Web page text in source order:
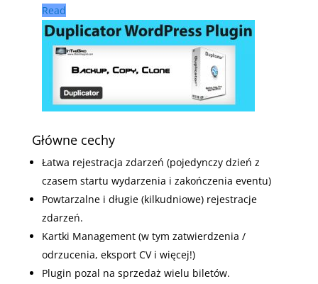
Read
Główne cechy
Łatwa rejestracja zdarzeń (pojedynczy dzień z
czasem startu wydarzenia i zakończenia eventu)
Powtarzalne i długie (kilkudniowe) rejestracje
zdarzeń.
Kartki Management (w tym zatwierdzenia /
odrzucenia, eksport CV i więcej!)
Plugin pozal na sprzedaż wielu biletów.